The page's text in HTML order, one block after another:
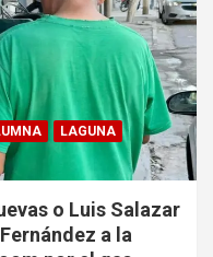
LAGUNA
o Luis Salazar
a la